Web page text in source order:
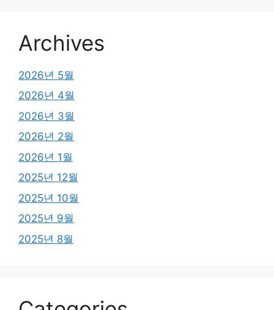
Archives
2026년 5월
2026년 4월
2026년 3월
2026년 2월
2026년 1월
2025년 12월
2025년 10월
2025년 9월
2025년 8월